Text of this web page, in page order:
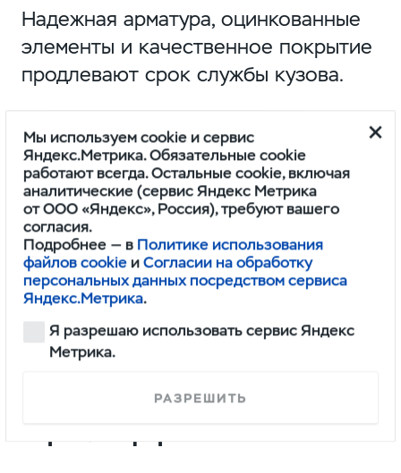
Надежная арматура, оцинкованные
элементы и качественное покрытие
продлевают срок службы кузова.
варьируются в зависимости
от модели автомобиля
и потребностей заказчика. Для
перевозки стройматериалов
выбирают длинные версии, а для
доставки товаровв городских
условиях — более компактные.
Для чего подходит
европлатформа
Мы используем cookie и сервис
Яндекс.Метрика. Обязательные cookie
работают всегда. Остальные cookie, включая
аналитические (сервис Яндекс Метрика
от ООО «Яндекс», Россия), требуют вашего
согласия.
Подробнее — в Политике использования
файлов cookie иСогласии на обработку
персональных данных посредством сервиса
Яндекс.Метрика.
Я разрешаю использовать сервис Яндекс
Метрика.
РАЗРЕШИТЬ